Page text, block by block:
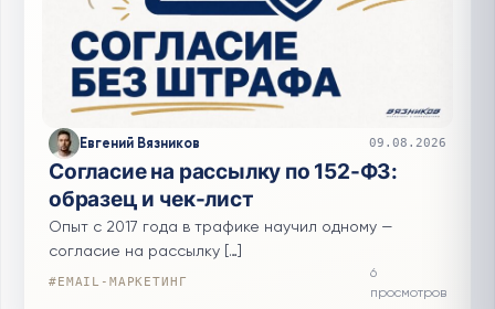
Евгений Вязников 09.08.2026
Согласие на рассылку по 152-ФЗ:
образец и чек-лист
Опыт с 2017 года в трафике научил одному —
согласие на рассылку […]
#EMAIL-МАРКЕТИНГ
6
просмотров